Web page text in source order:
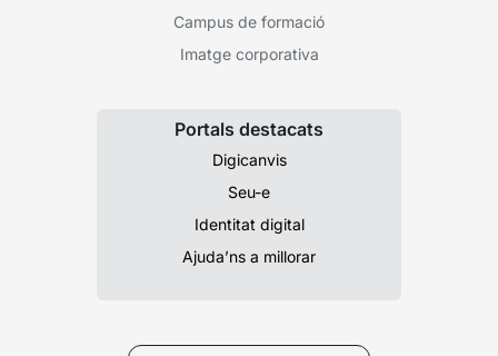
Campus de formació
Imatge corporativa
Portals destacats
Digicanvis
Seu-e
Identitat digital
Ajuda’ns a millorar